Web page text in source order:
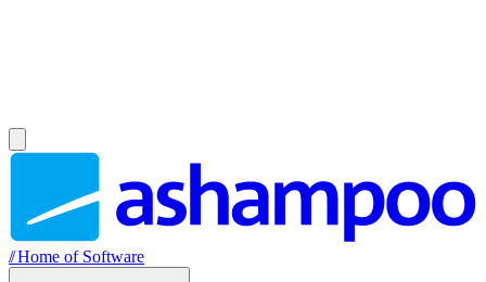
//Home of Software